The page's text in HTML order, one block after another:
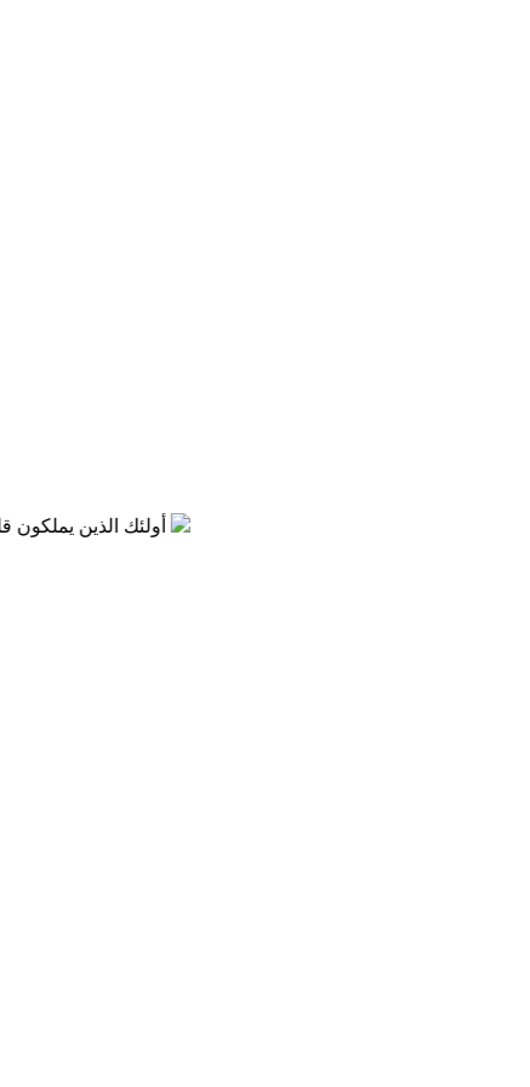
أولئك الذين يملكونإن عناية الله أوضح من الشمس وأشعتها، في كل مكان في البراري والمدن والمسكونة، على الأرض وفي البحار أينما ذهبت تسمع شهادة ناطقة بهذه العناية الصارخة